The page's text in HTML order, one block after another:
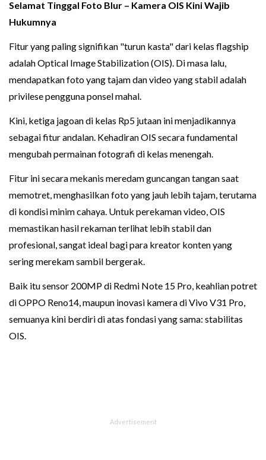
Selamat Tinggal Foto Blur – Kamera OIS Kini Wajib
Hukumnya
Fitur yang paling signifikan "turun kasta" dari kelas flagship
adalah Optical Image Stabilization (OIS). Di masa lalu,
mendapatkan foto yang tajam dan video yang stabil adalah
privilese pengguna ponsel mahal.
Kini, ketiga jagoan di kelas Rp5 jutaan ini menjadikannya
sebagai fitur andalan. Kehadiran OIS secara fundamental
mengubah permainan fotografi di kelas menengah.
Fitur ini secara mekanis meredam guncangan tangan saat
memotret, menghasilkan foto yang jauh lebih tajam, terutama
di kondisi minim cahaya. Untuk perekaman video, OIS
memastikan hasil rekaman terlihat lebih stabil dan
profesional, sangat ideal bagi para kreator konten yang
sering merekam sambil bergerak.
Baik itu sensor 200MP di Redmi Note 15 Pro, keahlian potret
di OPPO Reno14, maupun inovasi kamera di Vivo V31 Pro,
semuanya kini berdiri di atas fondasi yang sama: stabilitas
OIS.